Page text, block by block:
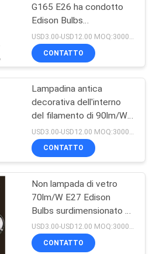
al neon
astuta del
17
G165 E26 ha condotto
Edison Bulbs
surdimensionato
CONTATTO
Lampadina antica
decorativa dell'interno
del filamento di 90lm/W
2000k G125 E27
Dimmable
CONTATTO
Non lampada di vetro
70lm/W E27 Edison
Bulbs surdimensionato di
radiazione di IR
USD3.00-USD12.00 MOQ:3000pcs
CONTATTO